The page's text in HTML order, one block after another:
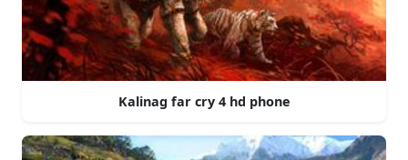
Kalinag far cry 4 hd phone